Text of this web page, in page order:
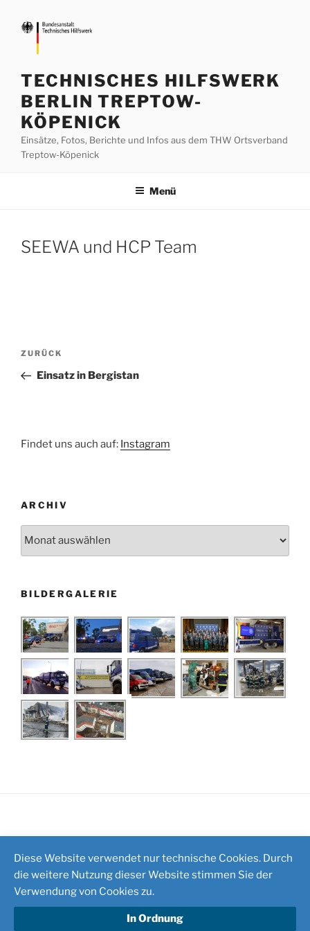
Inhalt
springen
TECHNISCHES HILFSWERK
BERLIN TREPTOW-
KÖPENICK
Einsätze, Fotos, Berichte und Infos aus dem THW Ortsverband
Treptow-Köpenick
Menü
SEEWA und HCP Team
Beitragsnavigation
Vorheriger
Beitrag
ZURÜCK
Einsatz in Bergistan
Findet uns auch auf: Instagram
ARCHIV
BILDERGALERIE
Diese Website verwendet nur technische Cookies. Durch
die weitere Nutzung dieser Website stimmen Sie der
Verwendung von Cookies zu.
In Ordnung